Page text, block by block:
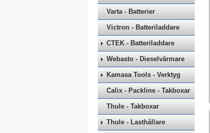
Varta - Batterier
Victron - Batteriladdare
CTEK - Batteriladdare
Webasto - Dieselvärmare
Kamasa Tools - Verktyg
Calix - Packline - Takboxar
Thule - Takboxar
Thule - Lasthållare